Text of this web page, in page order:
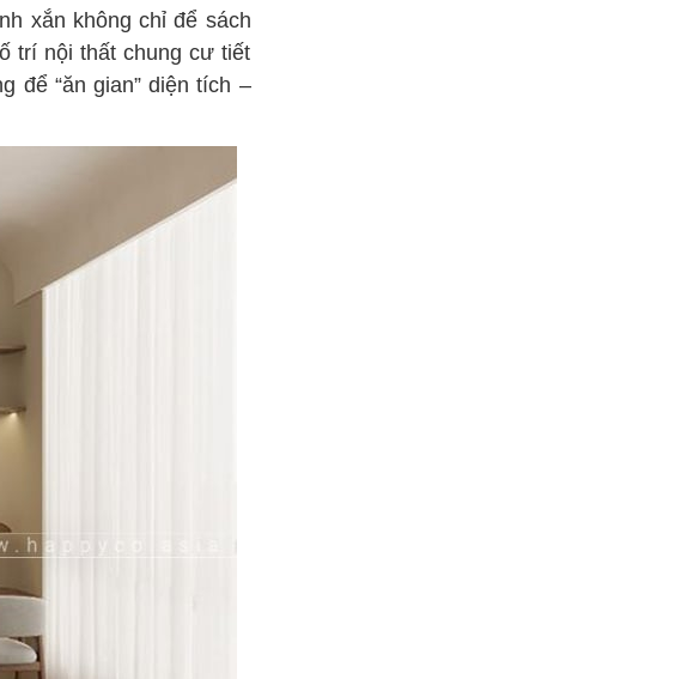
xắn không chỉ để sách
trí nội thất chung cư tiết
để “ăn gian” diện tích –